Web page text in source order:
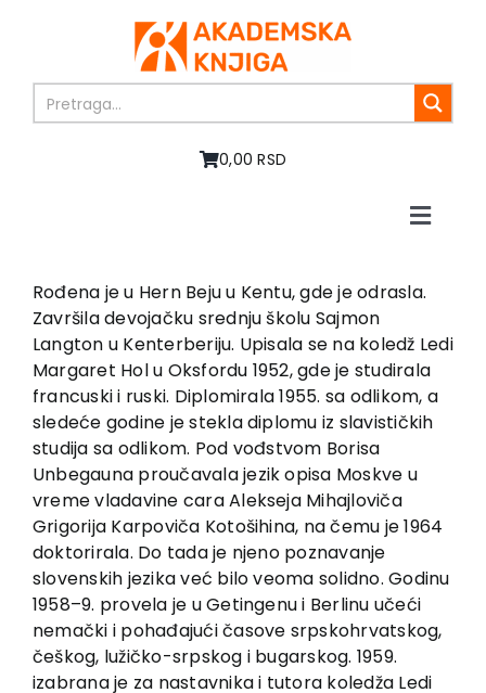
0,00 RSD
Toggle
About us
Books
In preparation
Sale
Authors
News
EU PROJECTS
Contact
Rođena je u Hern Beju u Kentu, gde je odrasla.
Završila devojačku srednju školu Sajmon
Langton u Kenterberiju. Upisala se na koledž Ledi
Margaret Hol u Oksfordu 1952, gde je studirala
francuski i ruski. Diplomirala 1955. sa odlikom, a
sledeće godine je stekla diplomu iz slavističkih
studija sa odlikom. Pod vođstvom Borisa
Unbegauna proučavala jezik opisa Moskve u
vreme vladavine cara Alekseja Mihajloviča
Grigorija Karpoviča Kotošihina, na čemu je 1964
doktorirala. Do tada je njeno poznavanje
slovenskih jezika već bilo veoma solidno. Godinu
1958–9. provela je u Getingenu i Berlinu učeći
nemački i pohađajući časove srpskohrvatskog,
češkog, lužičko-srpskog i bugarskog. 1959.
izabrana je za nastavnika i tutora koledža Ledi